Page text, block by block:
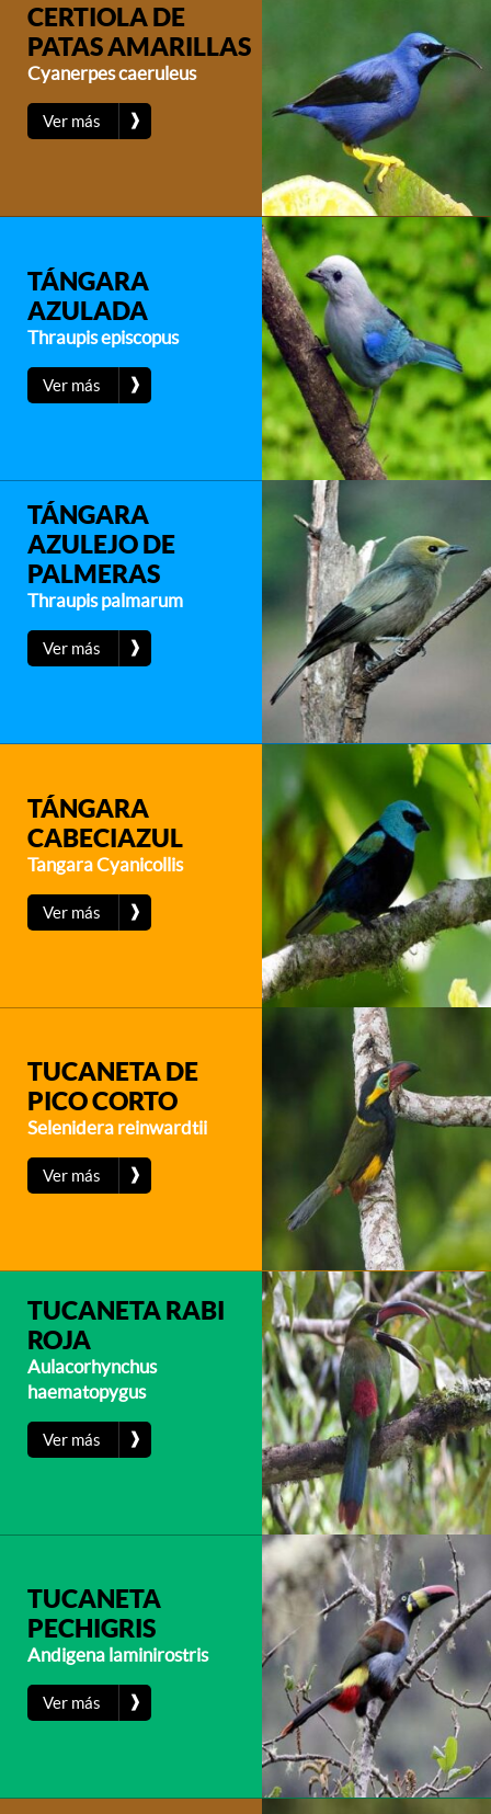
CERTIOLA DE
PATAS AMARILLAS
Cyanerpes caeruleus
Ver más ❱
TÁNGARA
AZULADA
Thraupis episcopus
Ver más ❱
TÁNGARA
AZULEJO DE
PALMERAS
Thraupis palmarum
Ver más ❱
TÁNGARA
CABECIAZUL
Tangara Cyanicollis
Ver más ❱
TUCANETA DE
PICO CORTO
Selenidera reinwardtii
Ver más ❱
TUCANETA RABI
ROJA
Aulacorhynchus
haematopygus
Ver más ❱
TUCANETA
PECHIGRIS
Andigena laminirostris
Ver más ❱